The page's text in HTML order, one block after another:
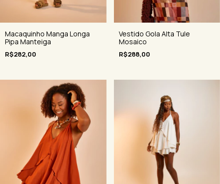
Macaquinho Manga Longa
Pipa Manteiga
R$282,00
Vestido Gola Alta Tule
Mosaico
R$288,00